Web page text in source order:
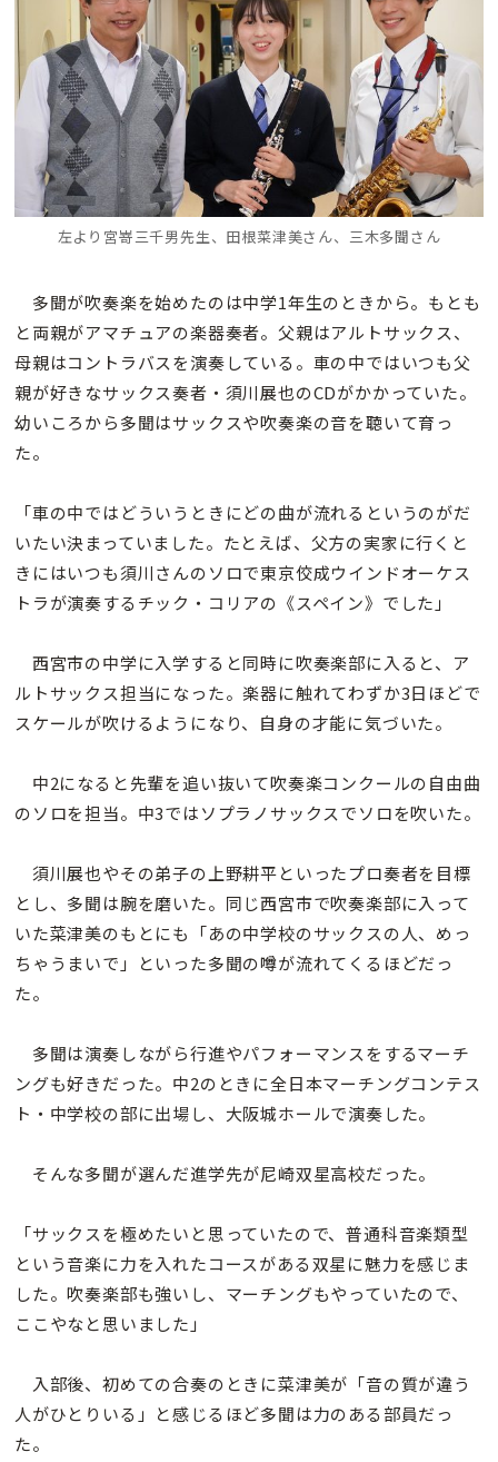
左より宮嵜三千男先生、田根菜津美さん、三木多聞さん
多聞が吹奏楽を始めたのは中学1年生のときから。もとも
と両親がアマチュアの楽器奏者。父親はアルトサックス、
母親はコントラバスを演奏している。車の中ではいつも父
親が好きなサックス奏者・須川展也のCDがかかっていた。
幼いころから多聞はサックスや吹奏楽の音を聴いて育っ
た。
「車の中ではどういうときにどの曲が流れるというのがだ
いたい決まっていました。たとえば、父方の実家に行くと
きにはいつも須川さんのソロで東京佼成ウインドオーケス
トラが演奏するチック・コリアの《スペイン》でした」
西宮市の中学に入学すると同時に吹奏楽部に入ると、ア
ルトサックス担当になった。楽器に触れてわずか3日ほどで
スケールが吹けるようになり、自身の才能に気づいた。
中2になると先輩を追い抜いて吹奏楽コンクールの自由曲
のソロを担当。中3ではソプラノサックスでソロを吹いた。
須川展也やその弟子の上野耕平といったプロ奏者を目標
とし、多聞は腕を磨いた。同じ西宮市で吹奏楽部に入って
いた菜津美のもとにも「あの中学校のサックスの人、めっ
ちゃうまいで」といった多聞の噂が流れてくるほどだっ
た。
多聞は演奏しながら行進やパフォーマンスをするマーチ
ングも好きだった。中2のときに全日本マーチングコンテス
ト・中学校の部に出場し、大阪城ホールで演奏した。
そんな多聞が選んだ進学先が尼崎双星高校だった。
「サックスを極めたいと思っていたので、普通科音楽類型
という音楽に力を入れたコースがある双星に魅力を感じま
した。吹奏楽部も強いし、マーチングもやっていたので、
ここやなと思いました」
入部後、初めての合奏のときに菜津美が「音の質が違う
人がひとりいる」と感じるほど多聞は力のある部員だっ
た。